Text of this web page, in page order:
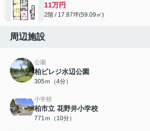
11万円
2階 / 17.87坪(59.09㎡)
周辺施設
公園
柏ビレジ水辺公園
305ｍ（4分）
小学校
柏市立 花野井小学校
771ｍ（10分）